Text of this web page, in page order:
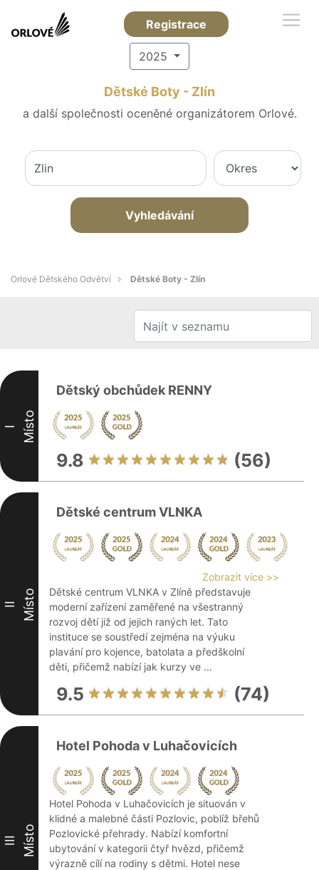
Registrace
2025
Dětské Boty - Zlín
a další společnosti oceněné organizátorem Orlové.
Vyhledávání
Orlové Dětského Odvětví Dětské Boty - Zlín
I Místo
Dětský obchůdek RENNY
9.8 (56)
II Místo
Dětské centrum VLNKA
Zobrazit více >>
Dětské centrum VLNKA v Zlíně představuje
moderní zařízení zaměřené na všestranný
rozvoj dětí již od jejich raných let. Tato
instituce se soustředí zejména na výuku
plavání pro kojence, batolata a předškolní
děti, přičemž nabízí jak kurzy ve ...
9.5 (74)
III Místo
Hotel Pohoda v Luhačovicích
Hotel Pohoda v Luhačovicích je situován v
klidné a malebné části Pozlovic, poblíž břehů
Pozlovické přehrady. Nabízí komfortní
ubytování v kategorii čtyř hvězd, přičemž
výrazně cílí na rodiny s dětmi. Hotel nese